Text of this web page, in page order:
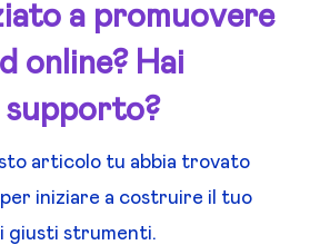
a promuovere
online? Hai
supporto?
articolo tu abbia trovato
iniziare a costruire il tuo
giusti strumenti.